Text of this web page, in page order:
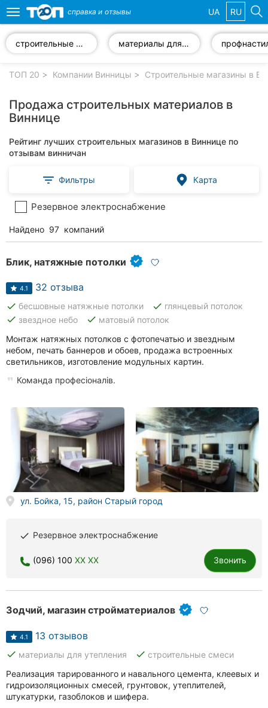
компании
рубрики:
клиники
Частные
клиники
Все
рубрики
Все
города:
Винница
Житомир
Тернополь
Харьков
Запорожье
Днепр
Toggle
navigation
справка и отзывы UA RU
строительные смеси материалы для утепления
ТОП 20 Компании Винницы Строительные магазины в
Продажа строительных материалов в
Виннице
Рейтинг лучших строительных магазинов в Виннице по
отзывам винничан
Фильтры Карта
Резервное электроснабжение
Найдено 97 компаний
Блик, натяжные потолки
4.1 32 отзыва
done бесшовные натяжные потолки done глянцевый потолок
done звездное небо done матовый потолок
Монтаж натяжных потолков с фотопечатью и звездным
небом, печать баннеров и обоев, продажа встроенных
светильников, изготовление модульных картин.
Команда професіоналів.
ул. Бойка, 15, район Старый город
done Резервное электроснабжение
(096) 100 XX XX Звонить
Зодчий, магазин стройматериалов
4.1 13 отзывов
done материалы для утепления done строительные смеси
Реализация тарированного и навального цемента, клеевых и
гидроизоляционных смесей, грунтовок, утеплителей,
штукатурки, газоблоков и шифера.